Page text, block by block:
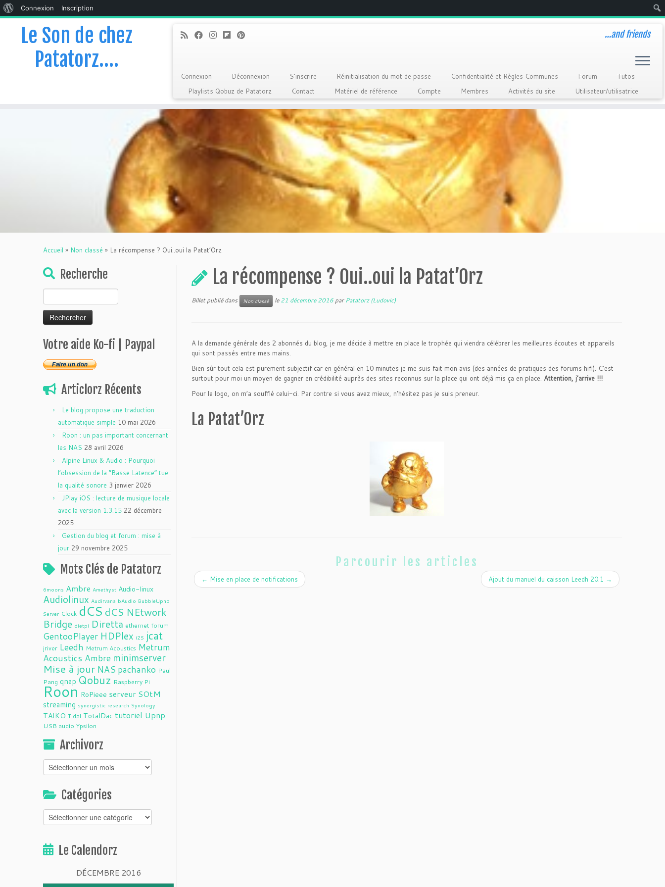
WordPress
Connexion
Inscription
Le Son de chez
Patatorz….
…and friends
Connexion Déconnexion S’inscrire Réinitialisation du mot de passe Confidentialité et Règles Communes Forum
Tutos
Playlists Qobuz de Patatorz
Contact Matériel de référence Compte Membres Activités du site Utilisateur/utilisatrice
Accueil » Non classé » La récompense ? Oui..oui la Patat’Orz
Recherche
Votre aide Ko-fi | Paypal
Articlorz Récents
Le blog propose une traduction
automatique simple 10 mai 2026
Roon : un pas important concernant
les NAS 28 avril 2026
Alpine Linux & Audio : Pourquoi
l’obsession de la “Basse Latence” tue
la qualité sonore 3 janvier 2026
JPlay iOS : lecture de musique locale
avec la version 1.3.15 22 décembre
2025
Gestion du blog et forum : mise à
jour 29 novembre 2025
Mots Clés de Patatorz
6moons Ambre Amethyst Audio-linux
Audiolinux Audirvana bAudio BubbleUpnp
Server Clock dCS dCS NEtwork
Bridge dietpi Diretta ethernet forum
GentooPlayer HDPlex i2S jcat
jriver Leedh Metrum Acoustics Metrum
Acoustics Ambre minimserver
Mise à jour NAS pachanko Paul
Pang qnap Qobuz Raspberry Pi
Roon RoPieee serveur SOtM
streaming synergistic research Synology
TAIKO Tidal TotalDac tutoriel Upnp
USB audio Ypsilon
Archivorz
Archivorz
Catégories
Catégories
Le Calendorz
DÉCEMBRE 2016
La récompense ? Oui..oui la Patat’Orz
Billet publié dans Non classé le21 décembre 2016 parPatatorz (Ludovic)
A la demande générale des 2 abonnés du blog, je me décide à mettre en place le trophée qui viendra célébrer les meilleures écoutes et appareils
qui sont passés entre mes mains.
Bien sûr tout cela est purement subjectif car en général en 10 minutes je me suis fait mon avis (des années de pratiques des forums hifi). C’est
surtout pour moi un moyen de gagner en crédibilité auprès des sites reconnus sur la place qui ont déjà mis ça en place. Attention, j’arrive !!!
Pour le logo, on m’a soufflé celui-ci. Par contre si vous avez mieux, n’hésitez pas je suis preneur.
La Patat’Orz
Parcourir les articles
← Mise en place de notifications Ajout du manuel du caisson Leedh 20.1 →